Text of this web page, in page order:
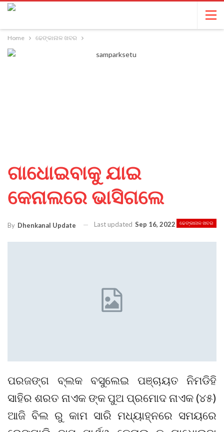
Home ଢେଙ୍କାନାଳ ଖବର
ଗାଧୋଇବାକୁ ଯାଇ
କେନାଲରେ ଭାସିଗଲେ
ଢେଙ୍କାନାଳ ଖବର
By Dhenkanal Update Last updated Sep 16, 2022
ପରଜଙ୍ଗ ବ୍ଲକ ବସୁଲେଇ ପଞ୍ଚାୟତ ନିମଡିହି
ସାହିର ଶରତ ନାଏକ ଙ୍କ ପୁଅ ପ୍ରମୋଦ ନାଏକ (୪୫)
ଆଜି ବିଲ ରୁ କାମ ସାରି ମଧ୍ୟାହ୍ନରେ ସମୟରେ